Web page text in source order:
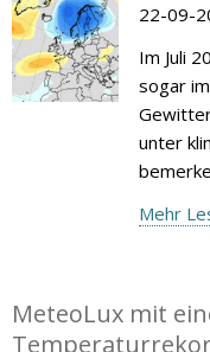
22-09-
Im Juli
sogar
unter
Mehr
MeteoLux mit